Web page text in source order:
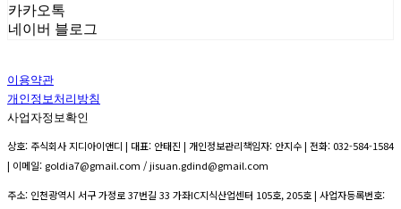
카카오톡
네이버 블로그
이용약관
개인정보처리방침
사업자정보확인
상호: 주식회사 지디아이앤디 | 대표: 안태진 | 개인정보관리책임자: 안지수 | 전화: 032-584-1584
| 이메일: goldia7@gmail.com / jisuan.gdind@gmail.com
주소: 인천광역시 서구 가정로 37번길 33 가좌IC지식산업센터 105호, 205호 | 사업자등록번호: